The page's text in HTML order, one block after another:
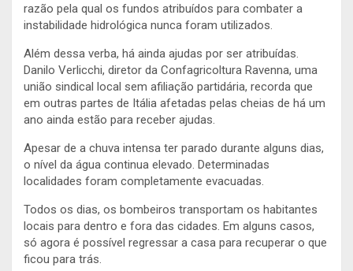
razão pela qual os fundos atribuídos para combater a
instabilidade hidrológica nunca foram utilizados.
Além dessa verba, há ainda ajudas por ser atribuídas.
Danilo Verlicchi, diretor da Confagricoltura Ravenna, uma
união sindical local sem afiliação partidária, recorda que
em outras partes de Itália afetadas pelas cheias de há um
ano ainda estão para receber ajudas.
Apesar de a chuva intensa ter parado durante alguns dias,
o nível da água continua elevado. Determinadas
localidades foram completamente evacuadas.
Todos os dias, os bombeiros transportam os habitantes
locais para dentro e fora das cidades. Em alguns casos,
só agora é possível regressar a casa para recuperar o que
ficou para trás.